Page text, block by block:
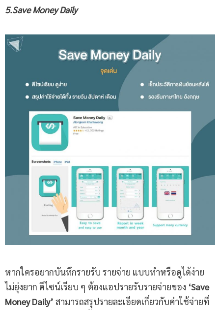
5.Save Money Daily
หากใครอยากบันทึกรายรับ รายจ่าย แบบทำหรือดูได้ง่าย
ไม่ยุ่งยาก ดีไซน์เรียบ ๆ ต้องแอปรายรับรายจ่ายของ ‘Save
Money Daily’ สามารถสรุปรายละเอียดเกี่ยวกับค่าใช้จ่ายที่